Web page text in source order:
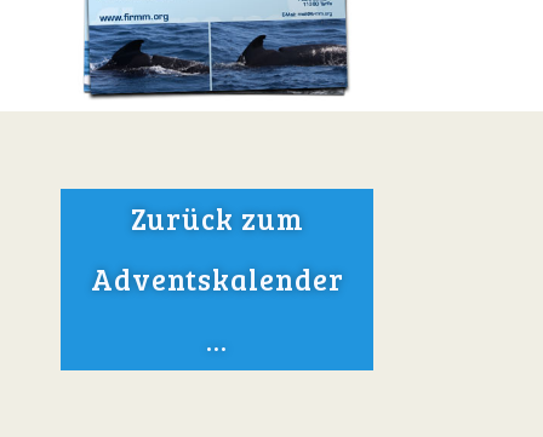
Zurück zum
Adventskalender
...